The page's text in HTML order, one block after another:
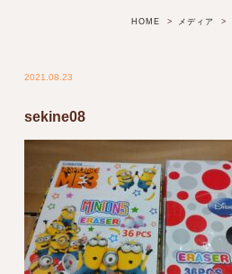
HOME メディア
2021.08.23
sekine08